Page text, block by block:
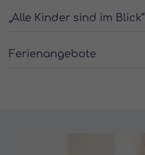
„Alle Kinder sind im Blick“
Ferienangebote